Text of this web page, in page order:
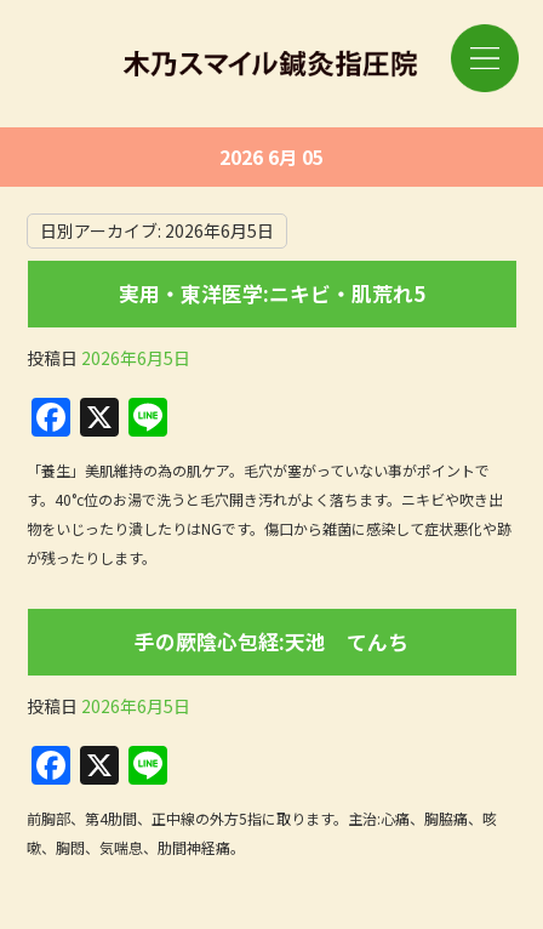
2026 6月 05
日別アーカイブ: 2026年6月5日
実用・東洋医学:ニキビ・肌荒れ5
投稿日 2026年6月5日
F
a
c
e
b
o
k
X
n
e
「養生」美肌維持の為の肌ケア。毛穴が塞がっていない事がポイントで
す。40°c位のお湯で洗うと毛穴開き汚れがよく落ちます。ニキビや吹き出
物をいじったり潰したりはNGです。傷口から雑菌に感染して症状悪化や跡
が残ったりします。
手の厥陰心包経:天池 てんち
投稿日 2026年6月5日
F
a
c
X
n
e
前胸部、第4肋間、正中線の外方5指に取ります。主治:心痛、胸脇痛、咳
嗽、胸悶、気喘息、肋間神経痛。